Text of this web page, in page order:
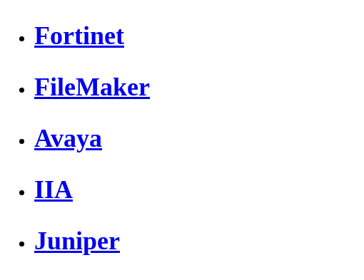
Fortinet
FileMaker
Avaya
IIA
Juniper